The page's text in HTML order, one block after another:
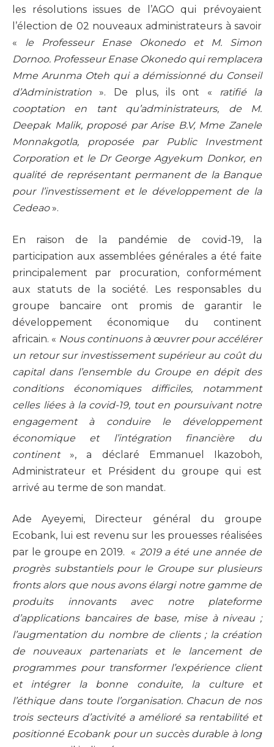
les résolutions issues de l’AGO qui prévoyaient
l’élection de 02 nouveaux administrateurs à savoir
« le Professeur Enase Okonedo et M. Simon
Dornoo. Professeur Enase Okonedo qui remplacera
Mme Arunma Oteh qui a démissionné du Conseil
d’Administration ». De plus, ils ont « ratifié la
cooptation en tant qu’administrateurs, de M.
Deepak Malik, proposé par Arise B.V, Mme Zanele
Monnakgotla, proposée par Public Investment
Corporation et le Dr George Agyekum Donkor, en
qualité de représentant permanent de la Banque
pour l’investissement et le développement de la
Cedeao».
En raison de la pandémie de covid-19, la
participation aux assemblées générales a été faite
principalement par procuration, conformément
aux statuts de la société. Les responsables du
groupe bancaire ont promis de garantir le
développement économique du continent
africain. « Nous continuons à œuvrer pour accélérer
un retour sur investissement supérieur au coût du
capital dans l’ensemble du Groupe en dépit des
conditions économiques difficiles, notamment
celles liées à la covid-19, tout en poursuivant notre
engagement à conduire le développement
économique et l’intégration financière du
continent», a déclaré Emmanuel Ikazoboh,
Administrateur et Président du groupe qui est
arrivé au terme de son mandat.
Ade Ayeyemi, Directeur général du groupe
Ecobank, lui est revenu sur les prouesses réalisées
par le groupe en 2019. « 2019 a été une année de
progrès substantiels pour le Groupe sur plusieurs
fronts alors que nous avons élargi notre gamme de
produits innovants avec notre plateforme
d’applications bancaires de base, mise à niveau ;
l’augmentation du nombre de clients ; la création
de nouveaux partenariats et le lancement de
programmes pour transformer l’expérience client
et intégrer la bonne conduite, la culture et
l’éthique dans toute l’organisation. Chacun de nos
trois secteurs d’activité a amélioré sa rentabilité et
positionné Ecobank pour un succès durable à long